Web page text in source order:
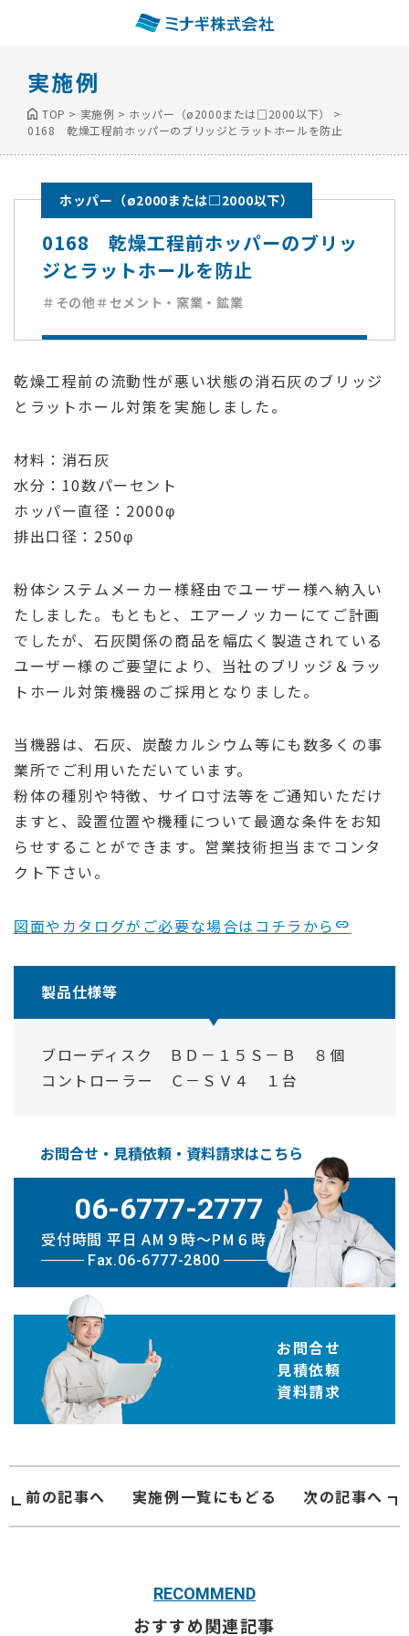
実施例
TOP > 実施例 > ホッパー（ø2000または□2000以下）
>
0168 乾燥工程前ホッパーのブリッジとラットホールを防止
ホッパー（ø2000または□2000以下）
0168 乾燥工程前ホッパーのブリッ
ジとラットホールを防止
＃その他＃セメント・窯業・鉱業
乾燥工程前の流動性が悪い状態の消石灰のブリッジ
とラットホール対策を実施しました。
材料：消石灰
水分：10数パーセント
ホッパー直径：2000φ
排出口径：250φ
粉体システムメーカー様経由でユーザー様へ納入い
たしました。もともと、エアーノッカーにてご計画
でしたが、石灰関係の商品を幅広く製造されている
ユーザー様のご要望により、当社のブリッジ＆ラッ
トホール対策機器のご採用となりました。
当機器は、石灰、炭酸カルシウム等にも数多くの事
業所でご利用いただいています。
粉体の種別や特徴、サイロ寸法等をご通知いただけ
ますと、設置位置や機種について最適な条件をお知
らせすることができます。営業技術担当までコンタ
クト下さい。
図面やカタログがご必要な場合はコチラから
製品仕様等
ブローディスク ＢＤ－１５Ｓ－Ｂ ８個
コントローラー Ｃ－ＳＶ４ １台
お問合せ・見積依頼・資料請求はこちら
06-6777-2777
受付時間 平日 AM９時〜PM６時
Fax.06-6777-2800
お問合せ
見積依頼
資料請求
前の記事へ 実施例一覧にもどる 次の記事へ
RECOMMEND
おすすめ関連記事